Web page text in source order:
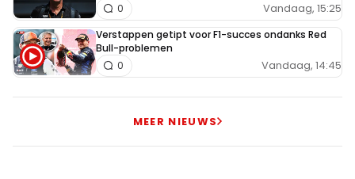
Vandaag, 15:25
0
Verstappen getipt voor F1-succes ondanks Red
Bull-problemen
Vandaag, 14:45
0
MEER NIEUWS